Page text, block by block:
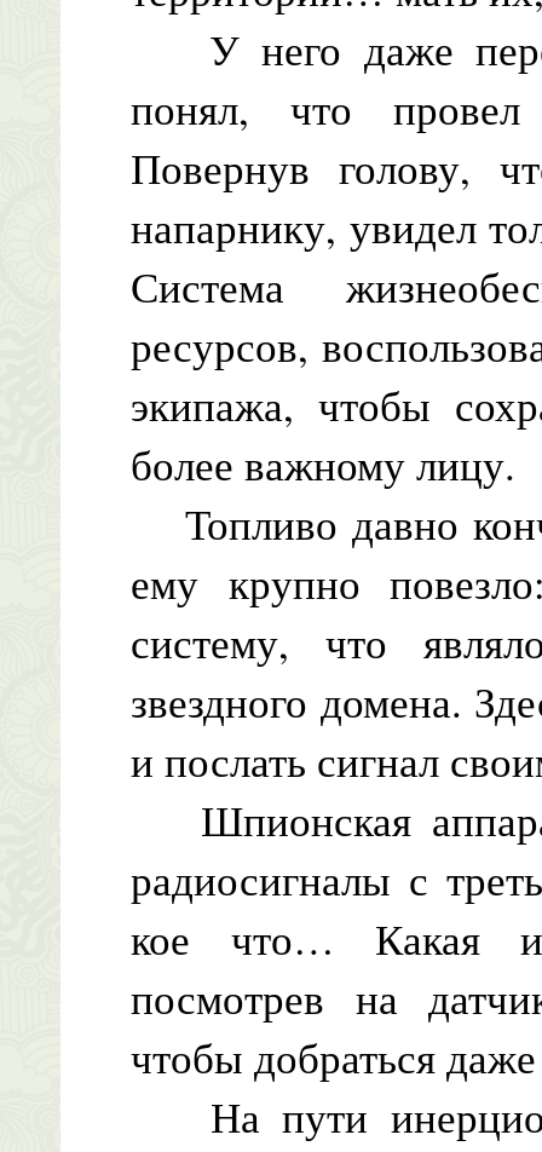
У него даже
понял, что
Повернув голову,
напарнику, увидел
Система
ресурсов,
экипажа, чтобы
более важному лицу.
Топливо давно
ему крупно
систему, что
звездного домена.
и послать сигнал
Шпионская
радиосигналы с
кое что… Какая
посмотрев на
чтобы добраться
На пути